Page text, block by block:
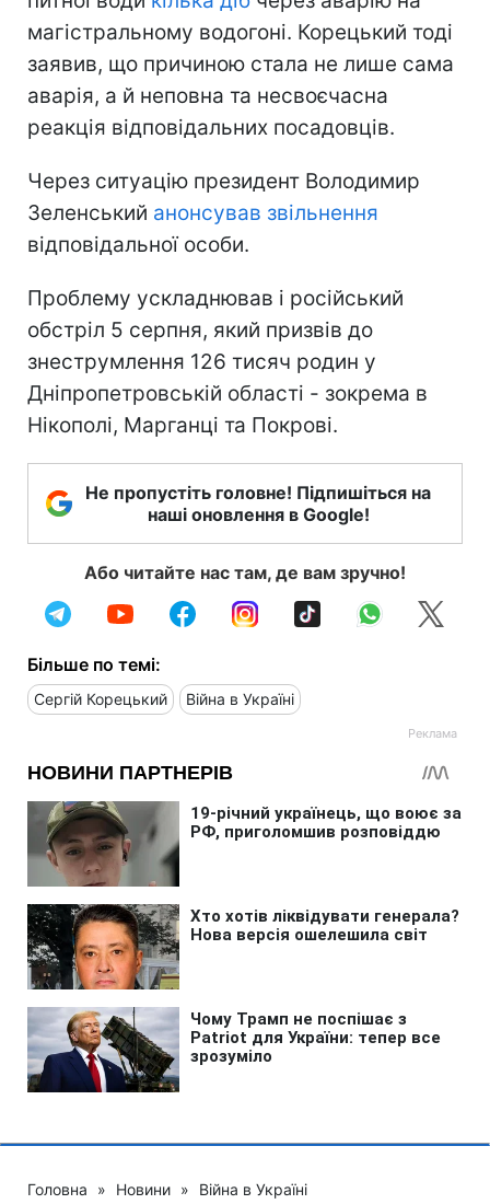
магістральному водогоні. Корецький тоді
заявив, що причиною стала не лише сама
аварія, а й неповна та несвоєчасна
реакція відповідальних посадовців.
Через ситуацію президент Володимир
Зеленський анонсував звільнення
відповідальної особи.
Проблему ускладнював і російський
обстріл 5 серпня, який призвів до
знеструмлення 126 тисяч родин у
Дніпропетровській області - зокрема в
Нікополі, Марганці та Покрові.
Не пропустіть головне! Підпишіться на
наші оновлення в Google!
Або читайте нас там, де вам зручно!
Більше по темі:
Сергій Корецький Війна в Україні
Головна » Новини » Війна в Україні